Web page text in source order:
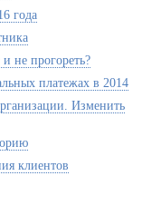
года
не прогореть?
платежах в 2014
Изменить
клиентов